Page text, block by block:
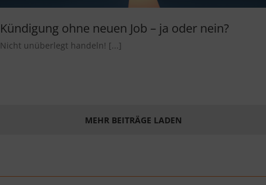
Kündigung ohne neuen Job – ja oder nein?
Nicht unüberlegt handeln! [...]
MEHR BEITRÄGE LADEN